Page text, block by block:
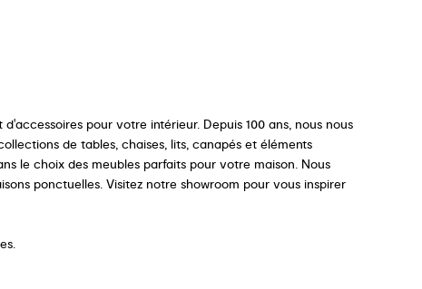
pour votre intérieur. Depuis 100 ans, nous nous
de tables, chaises, lits, canapés et éléments
le choix des meubles parfaits pour votre maison. Nous
ponctuelles. Visitez notre showroom pour vous inspirer